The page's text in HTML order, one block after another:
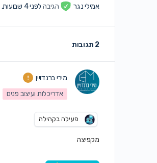
אמילי נגר הגיבה לפני 4 שבועות, 1 יום
2 תגובות
מירי ברנדויין
אדריכלות ועיצוב פנים
פעילה בקהילה
מקפיצה